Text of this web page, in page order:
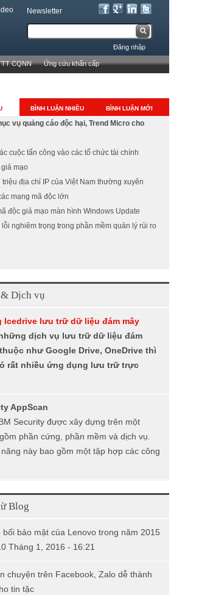
Newsletter
B
i
u
ẫ
t
i
m
T
m
k
ế
m
Đăng nhập
CQNN Ứng cứu khẩn cấp
BÌNH LUẬN NHIỀU BÌNH LUẬN MỚI
vụ quảng cáo độc hại, Trend Micro cho
cuộc tấn công vào các tổ chức tài chính
giả mạo
triệu địa chỉ IP của Việt Nam thường xuyên
mạng mã độc lớn
độc giả mạo màn hình Windows Update
lỗi nghiêm trọng trong phần mềm quản lý rủi ro
& Dịch vụ
Icedrive lưu trữ dữ liệu đám mây
dịch vụ lưu trữ dữ liệu đám
như Google Drive, OneDrive thì
rất nhiều ứng dụng lưu trữ trực
AppScan
Security được xây dựng trên một
phần cứng, phần mềm và dịch vụ.
này bao gồm một tập hợp các công
Blog
bối bảo mật của Lenovo trong năm 2015
Tháng 1, 2016 - 16:21
chuyện trên Facebook, Zalo dễ thành
tin tặc